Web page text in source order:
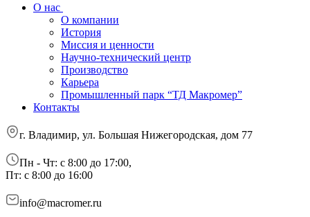
О нас
О компании
История
Миссия и ценности
Научно-технический центр
Производство
Карьера
Промышленный парк “ТД Макромер”
Контакты
г. Владимир, ул. Большая Нижегородская, дом 77
Пн - Чт: с 8:00 до 17:00,
Пт: с 8:00 до 16:00
info@macromer.ru